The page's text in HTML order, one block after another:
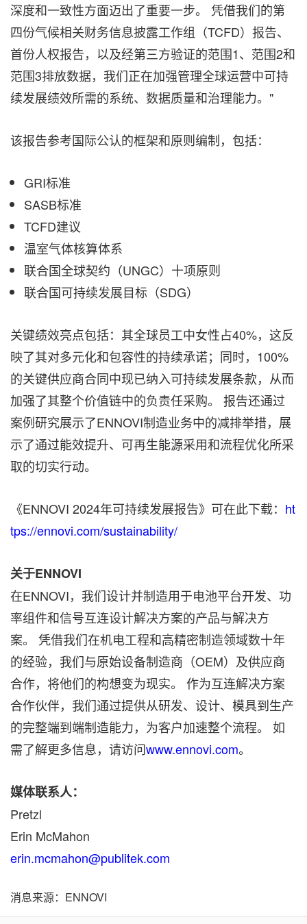
深度和一致性方面迈出了重要一步。 凭借我们的第
四份气候相关财务信息披露工作组（TCFD）报告、
首份人权报告，以及经第三方验证的范围1、范围2和
范围3排放数据，我们正在加强管理全球运营中可持
续发展绩效所需的系统、数据质量和治理能力。"
该报告参考国际公认的框架和原则编制，包括：
GRI标准
SASB标准
TCFD建议
温室气体核算体系
联合国全球契约（UNGC）十项原则
联合国可持续发展目标（SDG）
关键绩效亮点包括：其全球员工中女性占40%，这反
映了其对多元化和包容性的持续承诺；同时，100%
的关键供应商合同中现已纳入可持续发展条款，从而
加强了其整个价值链中的负责任采购。 报告还通过
案例研究展示了ENNOVI制造业务中的减排举措，展
示了通过能效提升、可再生能源采用和流程优化所采
取的切实行动。
《ENNOVI 2024年可持续发展报告》可在此下载： ht
tps://ennovi.com/sustainability/
关于ENNOVI
在ENNOVI，我们设计并制造用于电池平台开发、功
率组件和信号互连设计解决方案的产品与解决方
案。 凭借我们在机电工程和高精密制造领域数十年
的经验，我们与原始设备制造商（OEM）及供应商
合作，将他们的构想变为现实。 作为互连解决方案
合作伙伴，我们通过提供从研发、设计、模具到生产
的完整端到端制造能力，为客户加速整个流程。 如
需了解更多信息，请访问www.ennovi.com。
媒体联系人：
Pretzl
Erin McMahon
erin.mcmahon@publitek.com
消息来源：ENNOVI